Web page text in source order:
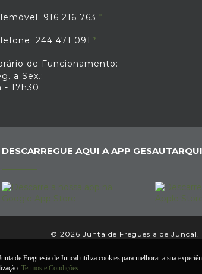
916 216 763
244 471 091
de Funcionamento:
a Sex.:
- 17h30
DESCARREGUE AQUI A APP
© 2026 Junta de Freguesia de Juncal.
de Freguesia de Juncal utiliza cookies para melhorar a sua
Termos e Condições